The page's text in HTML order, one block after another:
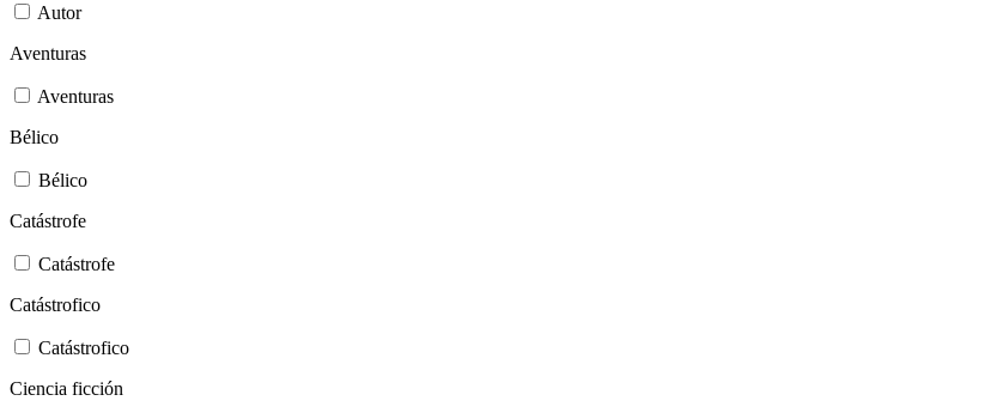
Autor
Aventuras
Aventuras
Bélico
Bélico
Catástrofe
Catástrofe
Catástrofico
Catástrofico
Ciencia ficción